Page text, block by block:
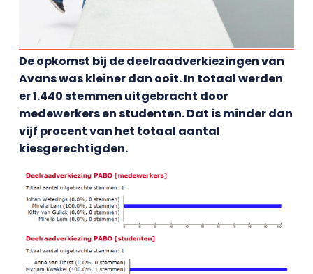
De opkomst bij de deelraadverkiezingen van
Avans was kleiner dan ooit. In totaal werden
er 1.440 stemmen uitgebracht door
medewerkers en studenten. Dat is minder dan
vijf procent van het totaal aantal
kiesgerechtigden.